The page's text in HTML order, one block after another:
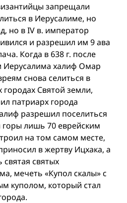
запрещали
в Иерусалиме, но
но в IV в. император
и разрешил им 9 ава
Когда в 638 г. после
Иерусалима халиф Омар
снова селиться в
городах Святой земли,
патриарх города
разрешил поселиться
горы лишь 70 еврейским
на том самом месте,
в жертву Ицхака, а
святая святых
мечеть «Купол скалы» с
куполом, который стал